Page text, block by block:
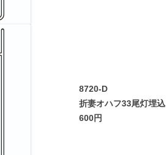
8720-D
折妻オハフ33尾灯埋込
600円